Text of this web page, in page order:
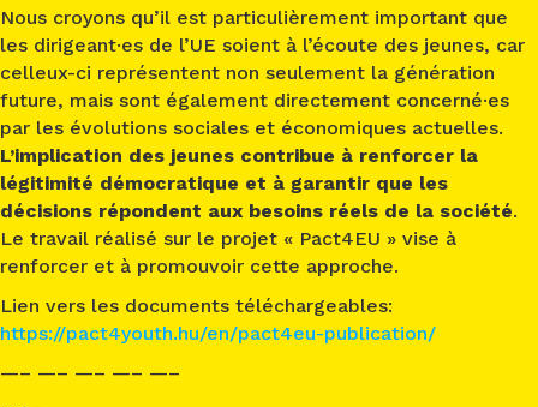
Nous croyons qu’il est particulièrement important que
les dirigeant·es de l’UE soient à l’écoute des jeunes, car
celleux-ci représentent non seulement la génération
future, mais sont également directement concerné·es
par les évolutions sociales et économiques actuelles.
L’implication des jeunes contribue à renforcer la
légitimité démocratique et à garantir que les
décisions répondent aux besoins réels de la société.
Le travail réalisé sur le projet « Pact4EU » vise à
renforcer et à promouvoir cette approche.
Lien vers les documents téléchargeables:
https://pact4youth.hu/en/pact4eu-publication/
—– —– —– —– —–